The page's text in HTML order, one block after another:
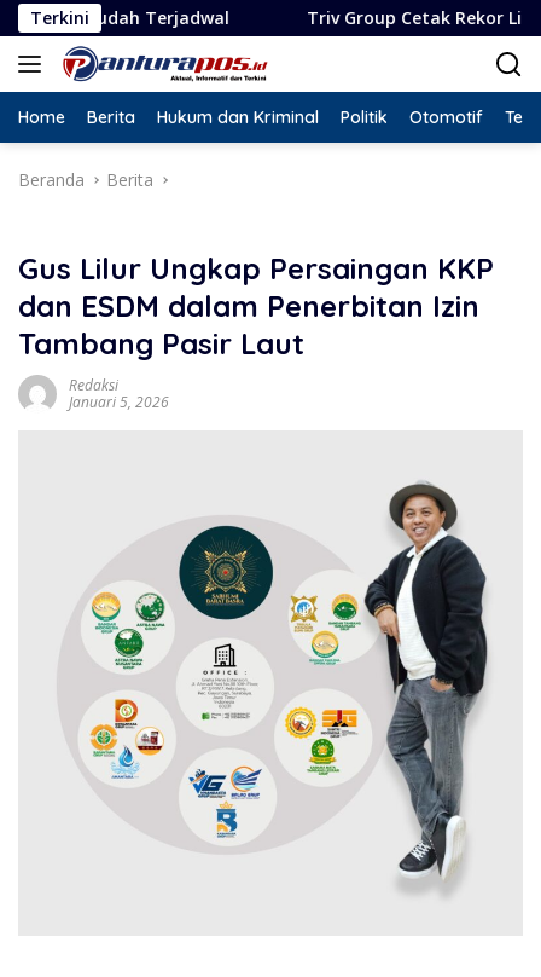
Langsung
ke
konten
Terkini Triv Group Cetak Rekor Lima Penghargaan
Home Berita Hukum dan Kriminal Politik Otomotif
Beranda Berita
Gus Lilur Ungkap Persaingan KKP
dan ESDM dalam Penerbitan Izin
Tambang Pasir Laut
Redaksi
Januari 5, 2026